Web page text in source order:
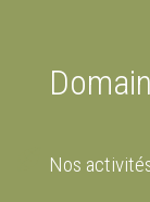
Nos